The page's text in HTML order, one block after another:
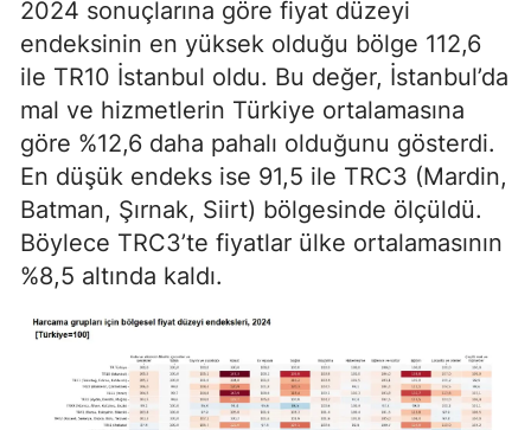
2024 sonuçlarına göre fiyat düzeyi
endeksinin en yüksek olduğu bölge 112,6
ile TR10 İstanbul oldu. Bu değer, İstanbul’da
mal ve hizmetlerin Türkiye ortalamasına
göre %12,6 daha pahalı olduğunu gösterdi.
En düşük endeks ise 91,5 ile TRC3 (Mardin,
Batman, Şırnak, Siirt) bölgesinde ölçüldü.
Böylece TRC3’te fiyatlar ülke ortalamasının
%8,5 altında kaldı.